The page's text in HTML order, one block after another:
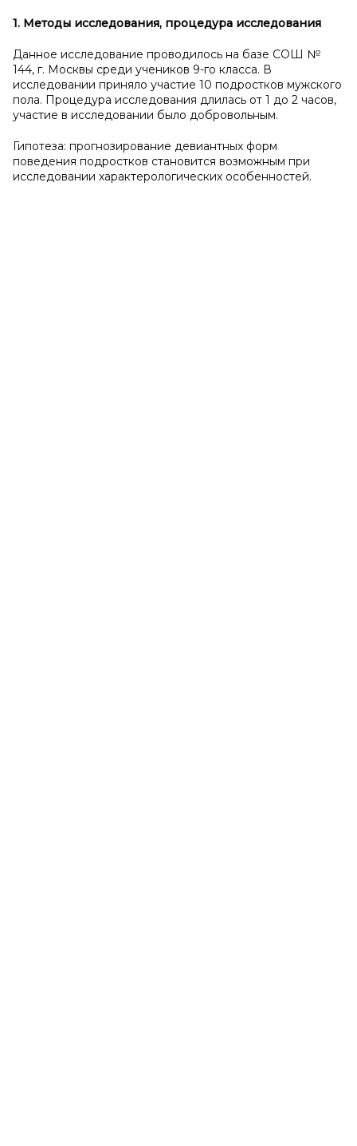
1. Методы исследования, процедура исследования
Данное исследование проводилось на базе СОШ №
144, г. Москвы среди учеников 9-го класса. В
исследовании приняло участие 10 подростков мужского
пола. Процедура исследования длилась от 1 до 2 часов,
участие в исследовании было добровольным.
Гипотеза: прогнозирование девиантных форм
поведения подростков становится возможным при
исследовании характерологических особенностей.